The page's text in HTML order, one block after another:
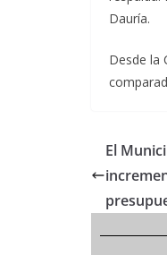
Dauría.
Desde la
El